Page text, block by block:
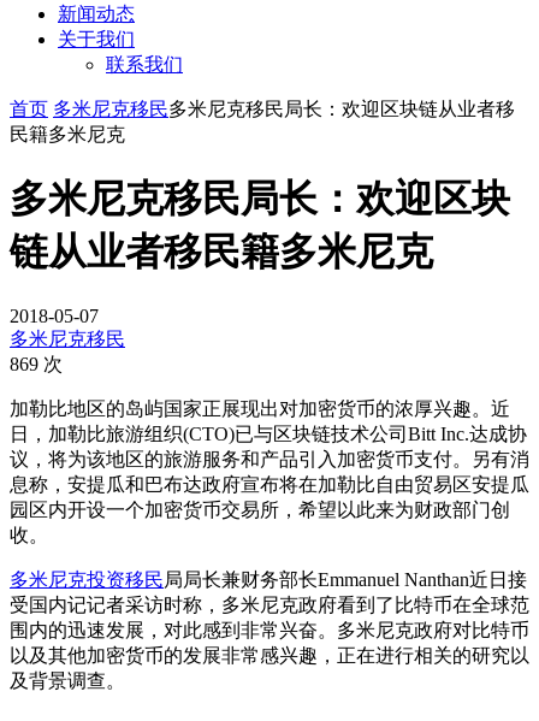
新闻动态
关于我们
联系我们
首页 多米尼克移民多米尼克移民局长：欢迎区块链从业者移
民籍多米尼克
多米尼克移民局长：欢迎区块
链从业者移民籍多米尼克
2018-05-07
多米尼克移民
869 次
加勒比地区的岛屿国家正展现出对加密货币的浓厚兴趣。近
日，加勒比旅游组织(CTO)已与区块链技术公司Bitt Inc.达成协
议，将为该地区的旅游服务和产品引入加密货币支付。另有消
息称，安提瓜和巴布达政府宣布将在加勒比自由贸易区安提瓜
园区内开设一个加密货币交易所，希望以此来为财政部门创
收。
多米尼克投资移民局局长兼财务部长Emmanuel Nanthan近日接
受国内记记者采访时称，多米尼克政府看到了比特币在全球范
围内的迅速发展，对此感到非常兴奋。多米尼克政府对比特币
以及其他加密货币的发展非常感兴趣，正在进行相关的研究以
及背景调查。